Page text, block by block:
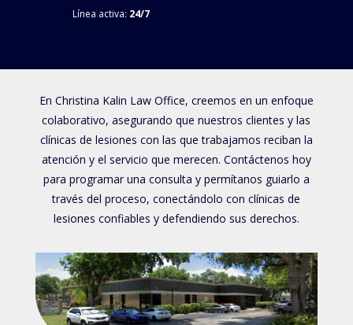
Línea activa: 24/7
En Christina Kalin Law Office, creemos en un enfoque
colaborativo, asegurando que nuestros clientes y las
clínicas de lesiones con las que trabajamos reciban la
atención y el servicio que merecen. Contáctenos hoy
para programar una consulta y permítanos guiarlo a
través del proceso, conectándolo con clínicas de
lesiones confiables y defendiendo sus derechos.